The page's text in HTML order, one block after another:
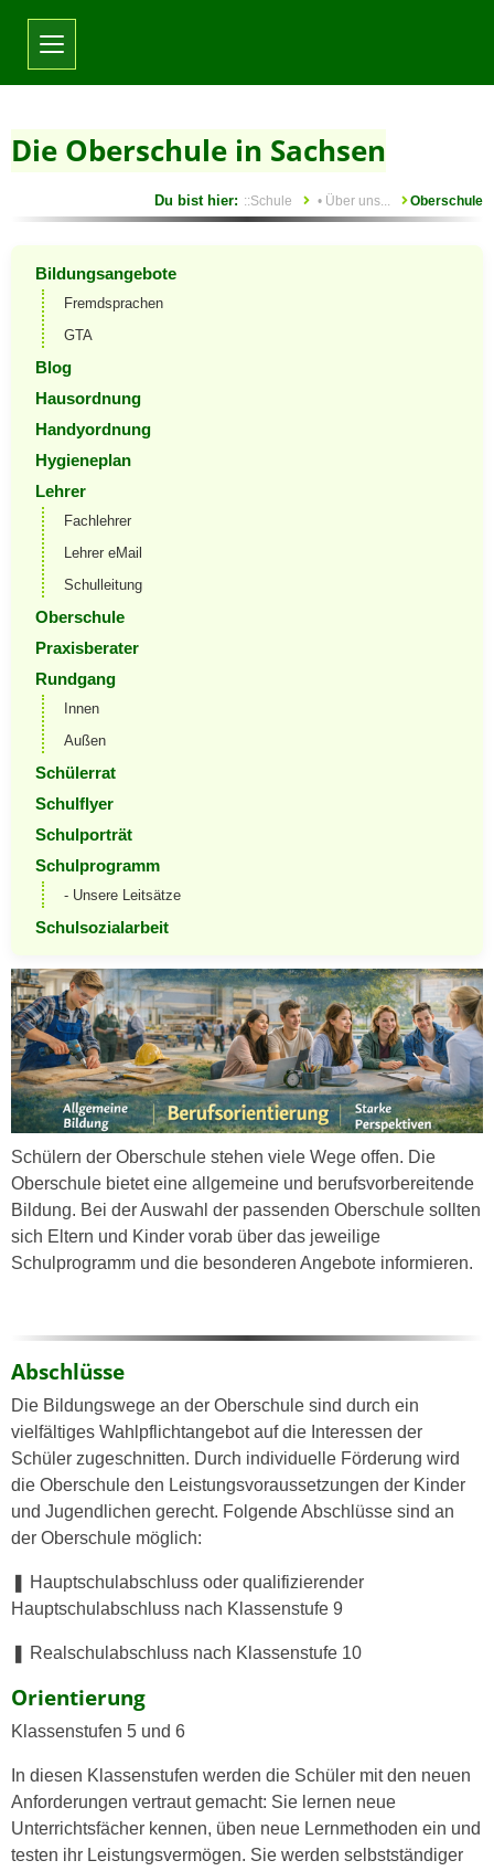
Toggle navigation
Die Oberschule in Sachsen
::Schule • Über uns... Oberschule
Bildungsangebote
Fremdsprachen
GTA
Blog
Hausordnung
Handyordnung
Hygieneplan
Lehrer
Fachlehrer
Lehrer eMail
Schulleitung
Oberschule
Praxisberater
Rundgang
Innen
Außen
Schülerrat
Schulflyer
Schulporträt
Schulprogramm
- Unsere Leitsätze
Schulsozialarbeit
Schülern der Oberschule stehen viele Wege offen. Die
Oberschule bietet eine allgemeine und berufsvorbereitende
Bildung. Bei der Auswahl der passenden Oberschule sollten
sich Eltern und Kinder vorab über das jeweilige
Schulprogramm und die besonderen Angebote informieren.
Abschlüsse
Die Bildungswege an der Oberschule sind durch ein
vielfältiges Wahlpflichtangebot auf die Interessen der
Schüler zugeschnitten. Durch individuelle Förderung wird
die Oberschule den Leistungsvoraussetzungen der Kinder
und Jugendlichen gerecht. Folgende Abschlüsse sind an
der Oberschule möglich:
❚ Hauptschulabschluss oder qualifizierender
Hauptschulabschluss nach Klassenstufe 9
❚ Realschulabschluss nach Klassenstufe 10
Orientierung
Klassenstufen 5 und 6
In diesen Klassenstufen werden die Schüler mit den neuen
Anforderungen vertraut gemacht: Sie lernen neue
Unterrichtsfächer kennen, üben neue Lernmethoden ein und
testen ihr Leistungsvermögen. Sie werden selbstständiger